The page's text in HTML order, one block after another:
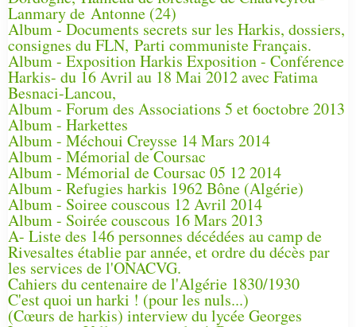
Lanmary de Antonne (24)
Album - Documents secrets sur les Harkis, dossiers,
consignes du FLN, Parti communiste Français.
Album - Exposition Harkis Exposition - Conférence
Harkis- du 16 Avril au 18 Mai 2012 avec Fatima
Besnaci-Lancou,
Album - Forum des Associations 5 et 6octobre 2013
Album - Harkettes
Album - Méchoui Creysse 14 Mars 2014
Album - Mémorial de Coursac
Album - Mémorial de Coursac 05 12 2014
Album - Refugies harkis 1962 Bône (Algérie)
Album - Soiree couscous 12 Avril 2014
Album - Soirée couscous 16 Mars 2013
A- Liste des 146 personnes décédées au camp de
Rivesaltes établie par année, et ordre du décès par
les services de l'ONACVG.
Cahiers du centenaire de l'Algérie 1830/1930
C'est quoi un harki ! (pour les nuls...)
(Cœurs de harkis) interview du lycée Georges